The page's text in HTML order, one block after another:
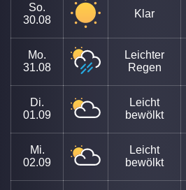
So.
30.08
Klar
Mo.
31.08
Leichter
Regen
Di.
01.09
Leicht
bewölkt
Mi.
02.09
Leicht
bewölkt